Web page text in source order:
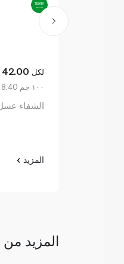
42.00 لكل
8.40 ١٠٠ جم
الشفاء عسل
المزيد
المزيد